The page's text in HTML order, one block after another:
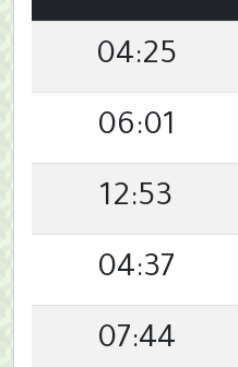
04:25
06:01
12:53
04:37
07:44